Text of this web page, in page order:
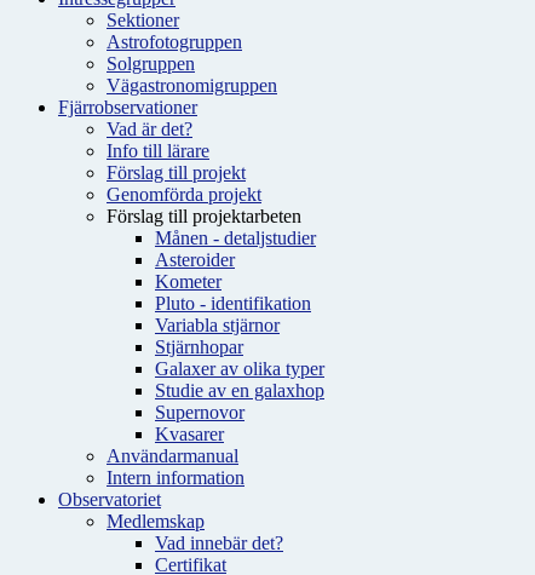
Sektioner
Astrofotogruppen
Solgruppen
Vägastronomigruppen
Fjärrobservationer
Vad är det?
Info till lärare
Förslag till projekt
Genomförda projekt
Förslag till projektarbeten
Månen - detaljstudier
Asteroider
Kometer
Pluto - identifikation
Variabla stjärnor
Stjärnhopar
Galaxer av olika typer
Studie av en galaxhop
Supernovor
Kvasarer
Användarmanual
Intern information
Observatoriet
Medlemskap
Vad innebär det?
Certifikat